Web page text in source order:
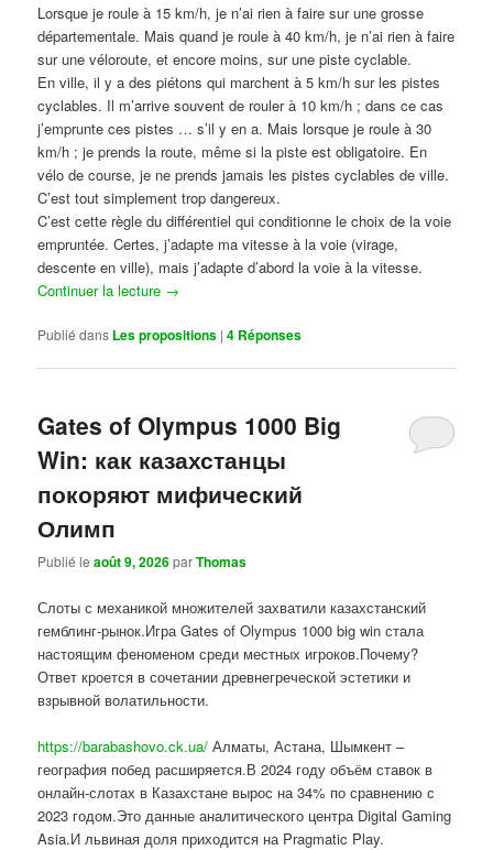
Lorsque je roule à 15 km/h, je n’ai rien à faire sur une grosse
départementale. Mais quand je roule à 40 km/h, je n’ai rien à faire
sur une véloroute, et encore moins, sur une piste cyclable.
En ville, il y a des piétons qui marchent à 5 km/h sur les pistes
cyclables. Il m’arrive souvent de rouler à 10 km/h ; dans ce cas
j’emprunte ces pistes … s’il y en a. Mais lorsque je roule à 30
km/h ; je prends la route, même si la piste est obligatoire. En
vélo de course, je ne prends jamais les pistes cyclables de ville.
C’est tout simplement trop dangereux.
C’est cette règle du différentiel qui conditionne le choix de la voie
empruntée. Certes, j’adapte ma vitesse à la voie (virage,
descente en ville), mais j’adapte d’abord la voie à la vitesse.
Continuer la lecture →
Publié dans Les propositions |4 Réponses
Gates of Olympus 1000 Big
Win: как казахстанцы
покоряют мифический
Олимп
Publié leaoût 9, 2026parThomas
Слоты с механикой множителей захватили казахстанский
гемблинг-рынок.Игра Gates of Olympus 1000 big win стала
настоящим феноменом среди местных игроков.Почему?
Ответ кроется в сочетании древнегреческой эстетики и
взрывной волатильности.
https://barabashovo.ck.ua/ Алматы, Астана, Шымкент –
география побед расширяется.В 2024 году объём ставок в
онлайн-слотах в Казахстане вырос на 34% по сравнению с
2023 годом.Это данные аналитического центра Digital Gaming
Asia.И львиная доля приходится на Pragmatic Play.